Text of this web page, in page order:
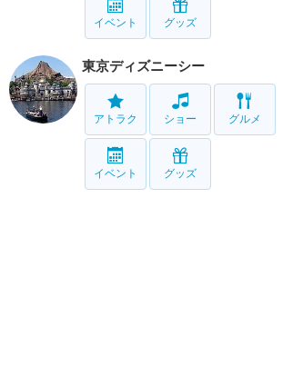
イベント グッズ
東京ディズニーシー
アトラク ショー グルメ
イベント グッズ